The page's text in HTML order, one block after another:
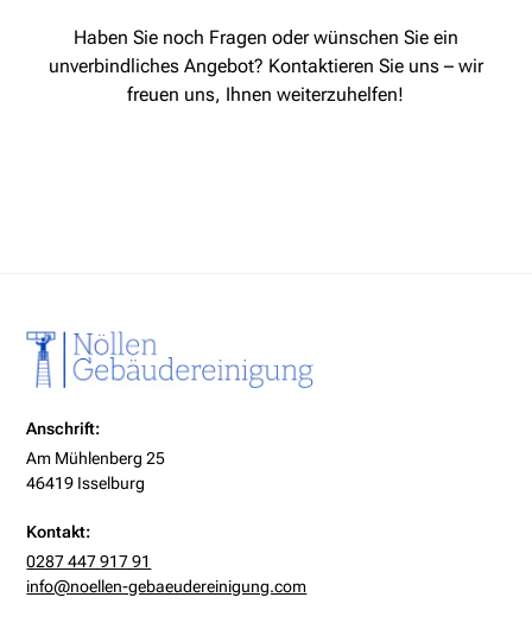
Haben Sie noch Fragen oder wünschen Sie ein
unverbindliches Angebot? Kontaktieren Sie uns – wir
freuen uns, Ihnen weiterzuhelfen!
Anschrift:
Am Mühlenberg 25
46419 Isselburg
Kontakt:
0287 447 917 91
info@noellen-gebaeudereinigung.com